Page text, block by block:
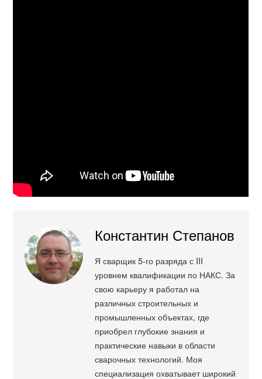
Константин Степанов
Я сварщик 5-го разряда с III
уровнем квалификации по НАКС. За
свою карьеру я работал на
различных строительных и
промышленных объектах, где
приобрел глубокие знания и
практические навыки в области
сварочных технологий. Моя
специализация охватывает широкий